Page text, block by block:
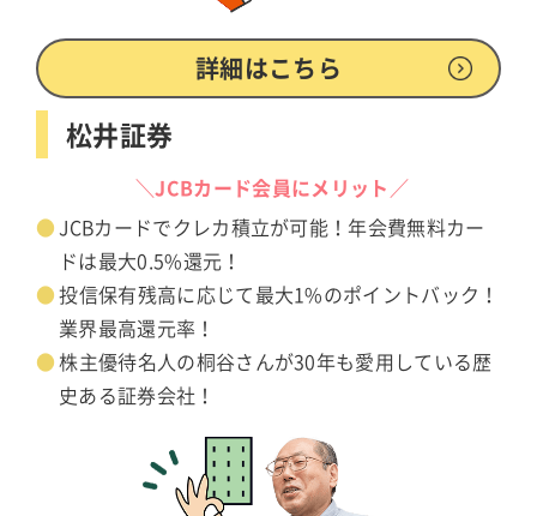
詳細はこちら
松井証券
＼JCBカード会員にメリット／
JCBカードでクレカ積立が可能！年会費無料カー
ドは最大0.5%還元！
投信保有残高に応じて最大1%のポイントバック！
業界最高還元率！
株主優待名人の桐谷さんが30年も愛用している歴
史ある証券会社！